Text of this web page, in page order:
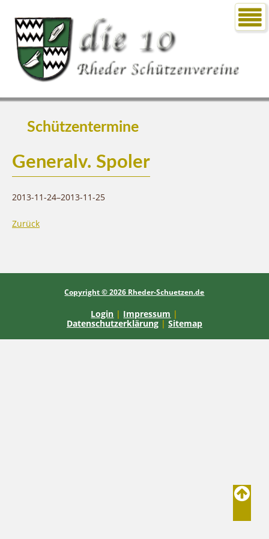
Schützentermine
Generalv. Spoler
2013-11-24–2013-11-25
Zurück
Copyright © 2026 Rheder-Schuetzen.de
Login | Impressum |
Datenschutzerklärung | Sitemap